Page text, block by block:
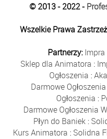
© 2013 - 2022 -
Wszelkie Prawa
Partnerzy: Impra
Sklep dla Animatora :
Ogłoszenia :
Darmowe Ogłoszenia
Ogłoszenia :
Darmowe Ogłoszenia
Płyn do Baniek:
Kurs Animatora : Solidna